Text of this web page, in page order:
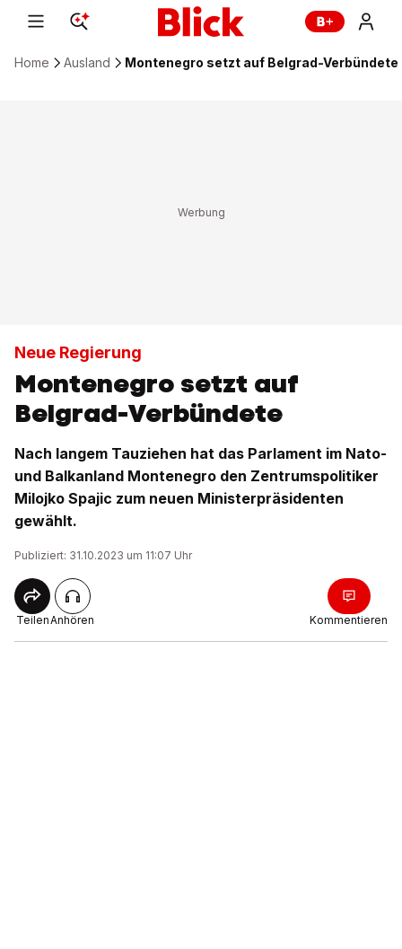
Home Ausland Montenegro setzt auf Belgrad-Verbündete
Neue Regierung
Montenegro setzt auf
Belgrad-Verbündete
Nach langem Tauziehen hat das Parlament im Nato-
und Balkanland Montenegro den Zentrumspolitiker
Milojko Spajic zum neuen Ministerpräsidenten
gewählt.
Publiziert: 31.10.2023 um 11:07 Uhr
TeilenAnhören Kommentieren